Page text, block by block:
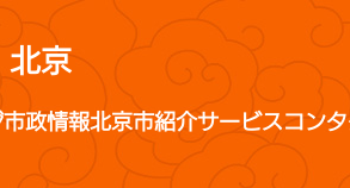
北京
市政情報北京市紹介サービスコン